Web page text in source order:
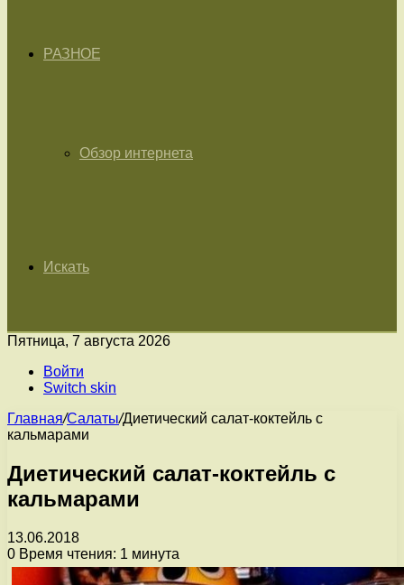
РАЗНОЕ
Обзор интернета
Искать
Пятница, 7 августа 2026
Войти
Switch skin
Главная/Салаты/Диетический салат-коктейль с
кальмарами
Диетический салат-коктейль с
кальмарами
13.06.2018
0 Время чтения: 1 минута